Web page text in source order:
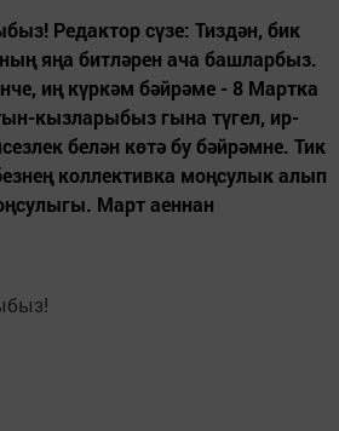
Редактор сүзе: Тиздән, бик
яңа битләрен ача башларбыз.
иң күркәм бәйрәме - 8 Мартка
кызларыбыз гына түгел, ир-
белән көтә бу бәйрәмне. Тик
коллективка моңсулык алып
Март аеннан